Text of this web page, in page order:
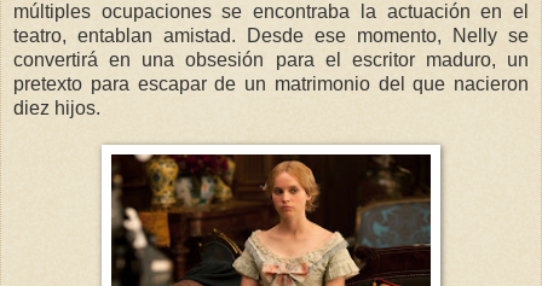
múltiples ocupaciones se encontraba la actuación en el
teatro, entablan amistad. Desde ese momento, Nelly se
convertirá en una obsesión para el escritor maduro, un
pretexto para escapar de un matrimonio del que nacieron
diez hijos.